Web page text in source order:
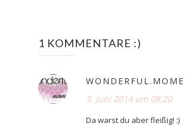
1 KOMMENTARE :)
3. Juni 2014 um 08:20
Da warst du aber fleißig! :)